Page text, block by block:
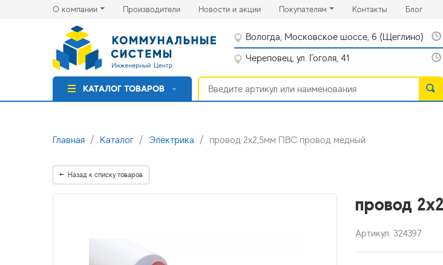
О компании Производители(current)Новости и акции(current)Покупателям Контакты(current)
Блог
Вологда, Московское шоссе, 6 (Щеглино)
Череповец, ул. Гоголя, 41
КАТАЛОГ ТОВАРОВ
Главная Каталог Электрика провод 2х2,5мм ПВС провод медный
Назад к списку товаров
провод
Артикул: 324397